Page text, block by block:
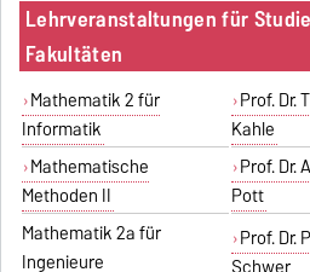
Lehrveranstaltungen für
Fakultäten
Mathematik 2 für
Informatik
Prof. Dr.
Kahle
Mathematische
Methoden II
Prof. Dr.
Pott
Mathematik 2a für
Ingenieure
Prof. Dr.